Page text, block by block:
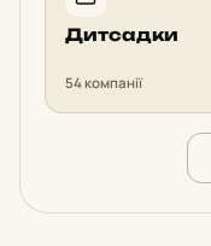
Дит­сад­ки
54 компанії